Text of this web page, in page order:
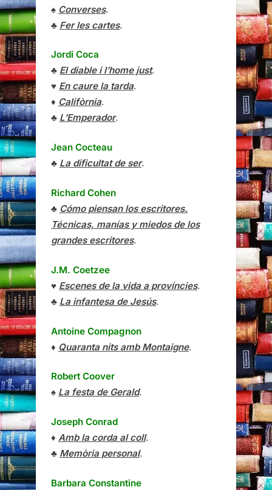
♠ Converses.
♣ Fer les cartes.
Jordi Coca
♣ El diable i l’home just.
♥ En caure la tarda.
♦ Califòrnia.
♣ L’Emperador.
Jean Cocteau
♣ La dificultat de ser.
Richard Cohen
♣ Cómo piensan los escritores.
Técnicas, manías y miedos de los
grandes escritores.
J.M. Coetzee
♥ Escenes de la vida a províncies.
♣ La infantesa de Jesús.
Antoine Compagnon
♦ Quaranta nits amb Montaigne.
Robert Coover
♠ La festa de Gerald.
Joseph Conrad
♦ Amb la corda al coll.
♣ Memòria personal.
Barbara Constantine